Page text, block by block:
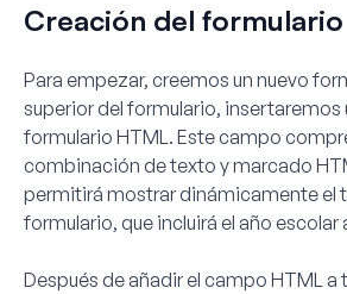
Creación del formulario
Para empezar, creemos un nuevo
superior del formulario, insertaremos
formulario HTML . Este campo
combinación de texto y marcado
permitirá mostrar dinámicamente el
formulario, que incluirá el año escolar
Después de añadir el campo HTML a